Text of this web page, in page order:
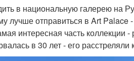
в национальную галерею на
отправиться в Art Palace -
интересная часть коллекции
в 30 лет - его расстреляли